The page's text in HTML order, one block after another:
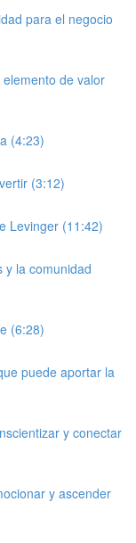
para el negocio
de valor
(4:23)
(3:12)
Levinger (11:42)
y la comunidad
(6:28)
puede aportar la
y conectar
y ascender